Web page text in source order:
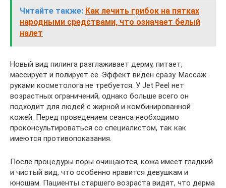
Читайте также: Как лечить грибок на пятках
народными средствами, что означает белый
налет
Новый вид пилинга разглаживает дерму, питает,
массирует и полирует ее. Эффект виден сразу. Массаж
руками косметолога не требуется. У Jet Peel нет
возрастных ограничений, однако больше всего он
подходит для людей с жирной и комбинированной
кожей. Перед проведением сеанса необходимо
проконсультироваться со специалистом, так как
имеются противопоказания.
После процедуры поры очищаются, кожа имеет гладкий
и чистый вид, что особенно нравится девушкам и
юношам. Пациенты старшего возраста видят, что дерма